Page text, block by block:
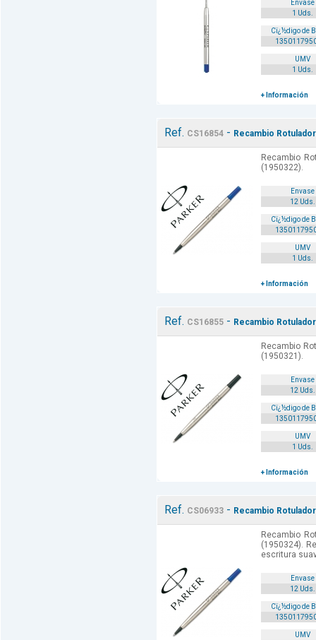
Envase
1 Uds.
Cï¿½digo de
UMV
1 Uds.
+ Información
Ref. CS16854 - Recambio
Recambio
(1950322).
Envase
12 Uds.
Cï¿½digo de
UMV
1 Uds.
+ Información
Ref. CS16855 - Recambio
Recambio
(1950321).
Envase
12 Uds.
Cï¿½digo de
UMV
1 Uds.
+ Información
Ref. CS06933 - Recambio
Recambio
(1950324).
escritura
Envase
12 Uds.
Cï¿½digo de
UMV